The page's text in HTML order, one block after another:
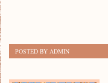
POSTED BY ADMIN